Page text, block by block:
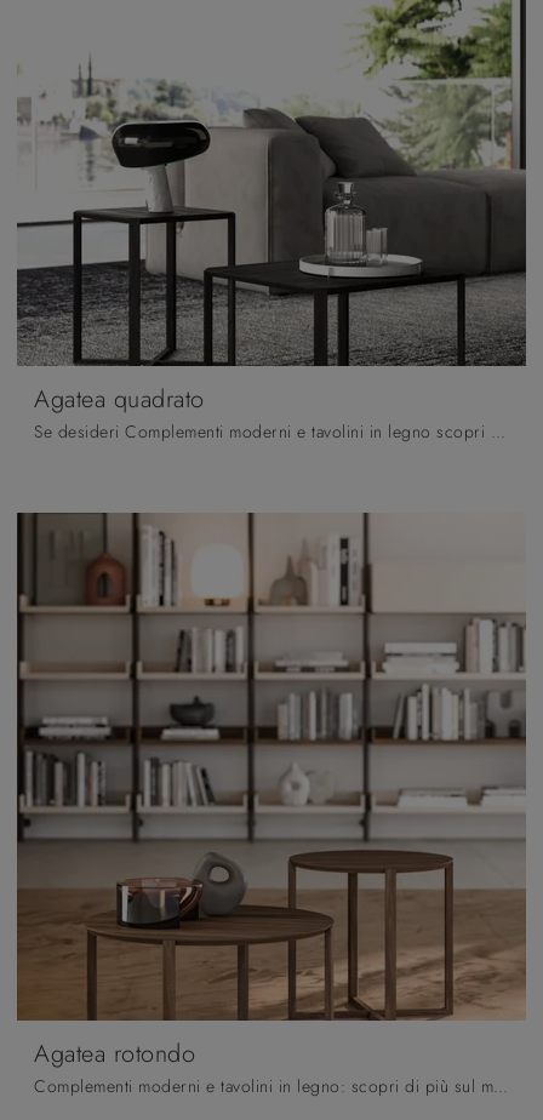
Agatea quadrato
Se desideri Complementi moderni e tavolini in legno scopri di più sul modello Agatea quadrato del marchio Orme.
Agatea rotondo
Complementi moderni e tavolini in legno: scopri di più sul modello Agatea rotondo di Orme e potrai completare i tuoi interni.